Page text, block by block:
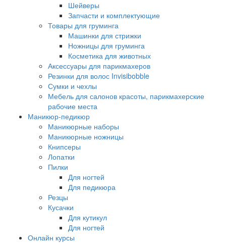
Шейверы
Запчасти и комплектующие
Товары для груминга
Машинки для стрижки
Ножницы для груминга
Косметика для животных
Аксессуары для парикмахеров
Резинки для волос Invisibobble
Сумки и чехлы
Мебель для салонов красоты, парикмахерские
рабочие места
Маникюр-педикюр
Маникюрные наборы
Маникюрные ножницы
Книпсеры
Лопатки
Пилки
Для ногтей
Для педикюра
Резцы
Кусачки
Для кутикул
Для ногтей
Онлайн курсы